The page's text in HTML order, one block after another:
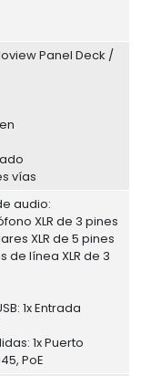
Panel Deck /
vías
audio:
XLR de 3 pines
XLR de 5 pines
de línea XLR de 3
1x Entrada
1x Puerto
PoE